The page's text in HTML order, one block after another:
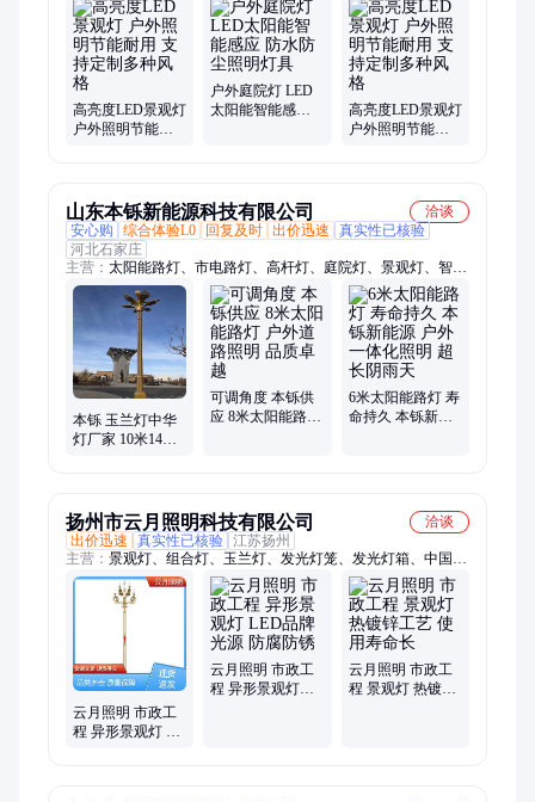
高亮度LED景观灯
户外照明节能耐
户外庭院灯 LED
太阳能智能感应
高亮度LED景观灯
户外照明节能耐
山东本铄新能源科技有限公司
洽谈
安心购
综合体验L0 回复及时 出价迅速
真实性已核验
河北石家庄
主营： 太阳能路灯、市电路灯、高杆灯、庭院灯、景观灯、智慧
路灯、中华灯、玉兰灯、太阳能监控、楼宇亮化
本铄 玉兰灯中华
灯厂家 10米14米
可调角度 本铄供
应 8米太阳能路灯
6米太阳能路灯 寿
命持久 本铄新能
扬州市云月照明科技有限公司
洽谈
出价迅速
真实性已核验 江苏扬州
主营： 景观灯、组合灯、玉兰灯、发光灯笼、发光灯箱、中国结
灯笼、定制景区灯箱、红旗户外灯箱、亮化装饰灯箱、双面亚克
力灯箱、景观照明中华灯
云月照明 市政工
程 异形景观灯 激
云月照明 市政工
程 异形景观灯
云月照明 市政工
程 景观灯 热镀锌